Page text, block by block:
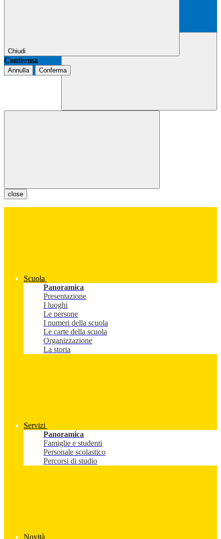
Chiudi
Conferma
Annulla Conferma
close
Scuola
Panoramica
Presentazione
I luoghi
Le persone
I numeri della scuola
Le carte della scuola
Organizzazione
La storia
Servizi
Panoramica
Famiglie e studenti
Personale scolastico
Percorsi di studio
Novità